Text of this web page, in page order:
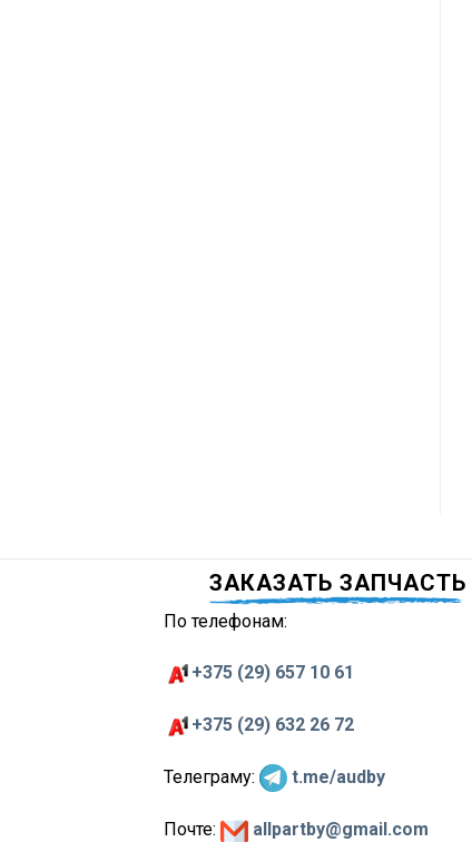
ЗАКАЗАТЬ ЗАПЧАСТЬ
По телефонам:
+375 (29) 657 10 61
+375 (29) 632 26 72
Телеграму: t.me/audby
Почте: allpartby@gmail.com